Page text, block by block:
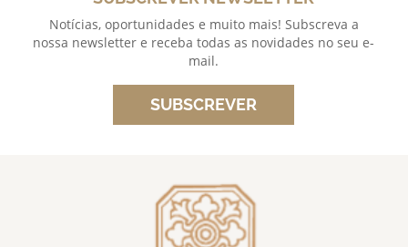
Notícias, oportunidades e muito mais! Subscreva a
nossa newsletter e receba todas as novidades no seu e-
mail.
SUBSCREVER